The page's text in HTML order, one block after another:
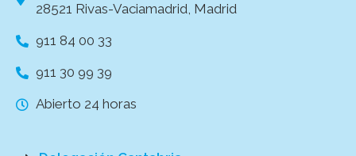
28521 Rivas-Vaciamadrid, Madrid
911 84 00 33
911 30 99 39
Abierto 24 horas